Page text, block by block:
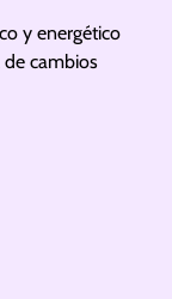
y energético
de cambios